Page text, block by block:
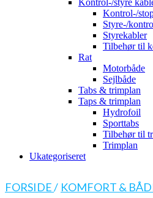
Kontrol-/styre
Kontrol-/
Styre-/
Styrekabler
Tilbehør til
Rat
Motorbåde
Sejlbåde
Tabs & trimplan
Taps & trimplan
Hydrofoil
Sporttabs
Tilbehør til
Trimplan
Ukategoriseret
FORSIDE/ KOMFORT &